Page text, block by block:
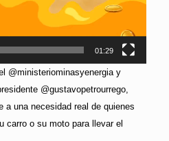
01:29
@ministeriominasyenergia y
@gustavopetrourrego,
a una necesidad real de quienes
carro o su moto para llevar el